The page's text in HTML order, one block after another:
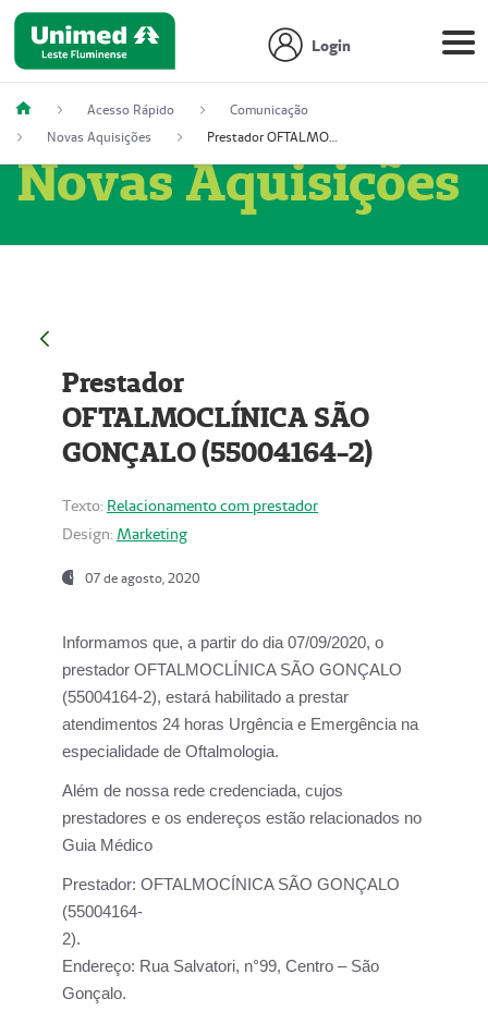
Login
Acesso Rápido
Comunicação
Novas Aquisições
Prestador OFTALMOCLÍNICA SÃO GONÇALO (55004164-2)
Novas Aquisições
Prestador
OFTALMOCLÍNICA SÃO
GONÇALO (55004164-2)
Texto: Relacionamento com prestador
Design: Marketing
07 de agosto, 2020
Informamos que, a partir do dia 07/09/2020, o
prestador OFTALMOCLÍNICA SÃO GONÇALO
(55004164-2), estará habilitado a prestar
atendimentos 24 horas Urgência e Emergência na
especialidade de Oftalmologia.
Além de nossa rede credenciada, cujos
prestadores e os endereços estão relacionados no
Guia Médico
Prestador: OFTALMOCÍNICA SÃO GONÇALO
(55004164-
2).
Endereço: Rua Salvatori, n°99, Centro – São
Gonçalo.